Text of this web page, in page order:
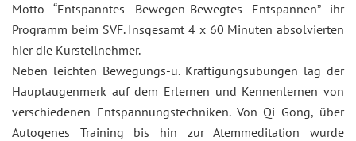
Motto “Entspanntes Bewegen-Bewegtes Entspannen” ihr
Programm beim SVF. Insgesamt 4 x 60 Minuten absolvierten
hier die Kursteilnehmer.
Neben leichten Bewegungs-u. Kräftigungsübungen lag der
Hauptaugenmerk auf dem Erlernen und Kennenlernen von
verschiedenen Entspannungstechniken. Von Qi Gong, über
Autogenes Training bis hin zur Atemmeditation wurde